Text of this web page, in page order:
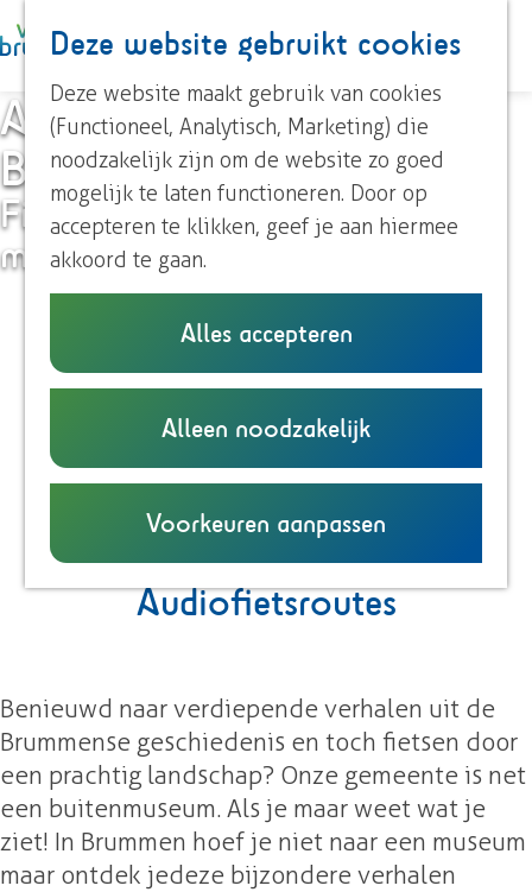
Deze website gebruikt cookies
Deze website maakt gebruik van cookies
(Functioneel, Analytisch, Marketing) die
noodzakelijk zijn om de website zo goed
mogelijk te laten functioneren. Door op
accepteren te klikken, geef je aan hiermee
akkoord te gaan.
Alles accepteren
Alleen noodzakelijk
Voorkeuren aanpassen
a
n
a
a
r
K
a
a
r
t
Z
o
e
k
e
n
M
e
n
u
Roeien
Streekproducten
Voor kinderen
Ontdek Brummen
Dorp Brummen
Dorp Eerbeek
Plan je bezoek
Overnachten
Eten en drinken
Onze TIP's
Reizen en parkeren
UITagenda
Audiofietsroutes
Brummen
Fiets, luister, beleef en ontdek
meer met elke kilometer!
Audiofietsroutes
Benieuwd naar verdiepende verhalen uit de
Brummense geschiedenis en toch fietsen door
een prachtig landschap? Onze gemeente is net
een buitenmuseum. Als je maar weet wat je
ziet! In Brummen hoef je niet naar een museum
maar ontdek je deze bijzondere verhalen